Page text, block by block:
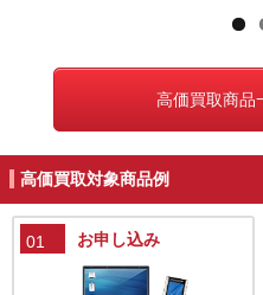
高価買取商品
高価買取対象商品例
01 お申し込み